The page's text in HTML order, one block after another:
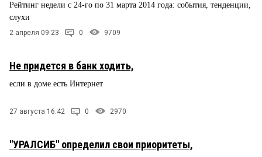
Рейтинг недели с 24-го по 31 марта 2014 года: события, тенденции,
слухи
2 апреля 09:23 0 9709
Не придется в банк ходить,
если в доме есть Интернет
27 августа 16:42 0 2970
"УРАЛСИБ" определил свои приоритеты,